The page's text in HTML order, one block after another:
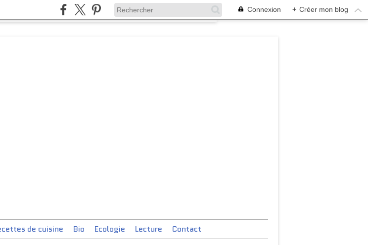
Connexion + Créer mon blog
de cuisine Bio Ecologie Lecture Contact